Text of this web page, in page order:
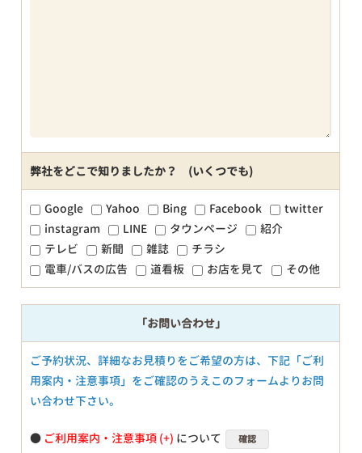
弊社をどこで知りましたか？ (いくつでも)
Google Yahoo Bing Facebook
twitter
instagram
LINE タウンページ
紹介
テレビ
新聞 雑誌
チラシ
電車/バスの広告
道看板 お店を見て その他
「お問い合わせ」
ご予約状況、詳細なお見積りをご希望の方は、下記「ご利
用案内・注意事項」をご確認のうえこのフォームよりお問
い合わせ下さい。
● ご利用案内・注意事項 について 確認